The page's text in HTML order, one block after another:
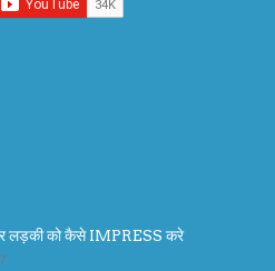
लड़की को कैसे IMPRESS करे